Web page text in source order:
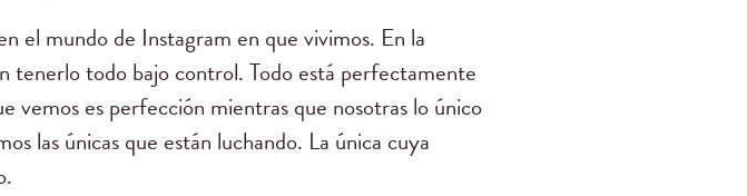
el mundo de Instagram en que vivimos. En la
tenerlo todo bajo control. Todo está perfectamente
vemos es perfección mientras que nosotras lo único
las únicas que están luchando. La única cuya